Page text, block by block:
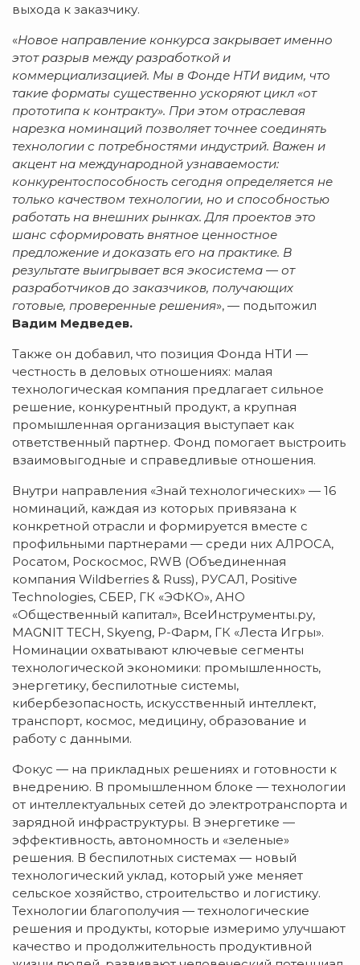
выхода к заказчику.
«Новое направление конкурса закрывает именно
этот разрыв между разработкой и
коммерциализацией. Мы в Фонде НТИ видим, что
такие форматы существенно ускоряют цикл «от
прототипа к контракту». При этом отраслевая
нарезка номинаций позволяет точнее соединять
технологии с потребностями индустрий. Важен и
акцент на международной узнаваемости:
конкурентоспособность сегодня определяется не
только качеством технологии, но и способностью
работать на внешних рынках. Для проектов это
шанс сформировать внятное ценностное
предложение и доказать его на практике. В
результате выигрывает вся экосистема — от
разработчиков до заказчиков, получающих
готовые, проверенные решения», — подытожил
Вадим Медведев.
Также он добавил, что позиция Фонда НТИ —
честность в деловых отношениях: малая
технологическая компания предлагает сильное
решение, конкурентный продукт, а крупная
промышленная организация выступает как
ответственный партнер. Фонд помогает выстроить
взаимовыгодные и справедливые отношения.
Внутри направления «Знай технологических» — 16
номинаций, каждая из которых привязана к
конкретной отрасли и формируется вместе с
профильными партнерами — среди них АЛРОСА,
Росатом, Роскосмос, RWB (Объединенная
компания Wildberries & Russ), РУСАЛ, Positive
Technologies, СБЕР, ГК «ЭФКО», АНО
«Общественный капитал», ВсеИнструменты.ру,
MAGNIT TECH, Skyeng, Р-Фарм, ГК «Леста Игры».
Номинации охватывают ключевые сегменты
технологической экономики: промышленность,
энергетику, беспилотные системы,
кибербезопасность, искусственный интеллект,
транспорт, космос, медицину, образование и
работу с данными.
Фокус — на прикладных решениях и готовности к
внедрению. В промышленном блоке — технологии
от интеллектуальных сетей до электротранспорта и
зарядной инфраструктуры. В энергетике —
эффективность, автономность и «зеленые»
решения. В беспилотных системах — новый
технологический уклад, который уже меняет
сельское хозяйство, строительство и логистику.
Технологии благополучия — технологические
решения и продукты, которые измеримо улучшают
качество и продолжительность продуктивной